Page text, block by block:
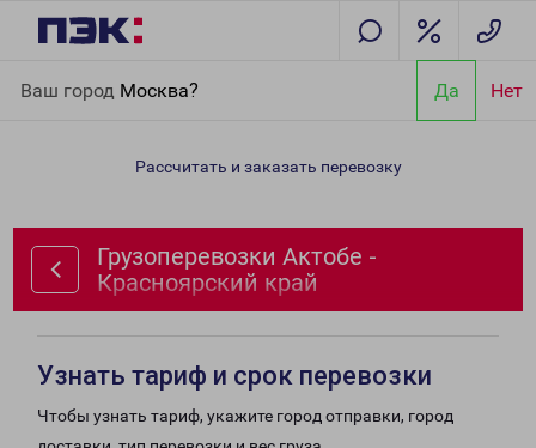
Ваш город Москва? Да Нет
Красноярский край
Рассчитать и заказать перевозку
Грузоперевозки Актобе -
Красноярский край
Узнать тариф и срок перевозки
Чтобы узнать тариф, укажите город отправки, город